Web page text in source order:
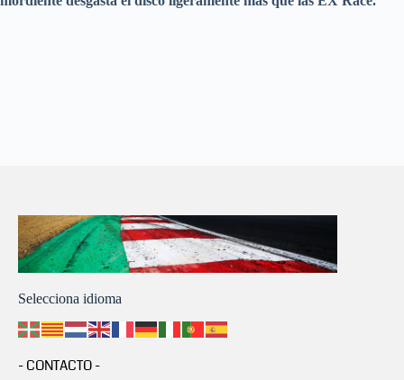
Selecciona idioma
- CONTACTO -